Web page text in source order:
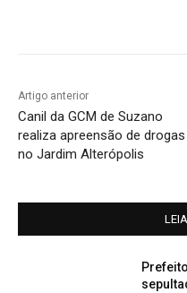
Artigo anterior
Canil da GCM de Suzano
realiza apreensão de drogas
no Jardim Alterópolis